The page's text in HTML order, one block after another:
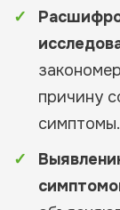
причину
симптомы.